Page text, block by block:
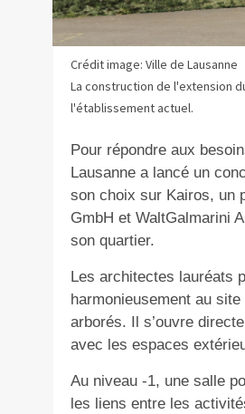
Crédit image: Ville de Lausanne
La construction de l'extension
l'établissement actuel.
Pour répondre aux
Lausanne a lancé un
son choix sur Kairos, un
GmbH et WaltGalmarini
son quartier.
Les architectes lauréats
harmonieusement au
arborés. Il s’ouvre
avec les espaces
Au niveau -1, une salle
les liens entre les